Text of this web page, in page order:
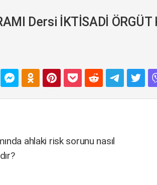
Dersi İKTİSADİ
ahlaki risk sorunu nasıl